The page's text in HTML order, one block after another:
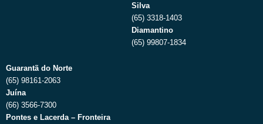
Silva
(65) 3318-1403
Diamantino
(65) 99807-1834
Guarantã do Norte
(65) 98161-2063
Juína
(66) 3566-7300
Pontes e Lacerda – Fronteira